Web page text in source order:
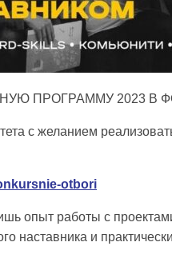
ПРОГРАММУ 2023 В
с желанием
otbori
опыт работы с
наставника и